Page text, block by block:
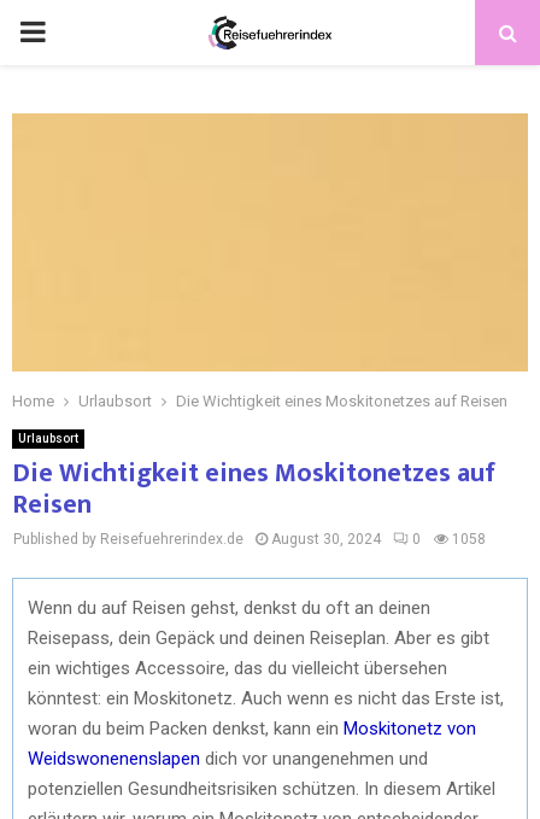
Home Urlaubsort Die Wichtigkeit eines Moskitonetzes auf Reisen
Urlaubsort
Die Wichtigkeit eines Moskitonetzes auf
Reisen
Published by Reisefuehrerindex.de August 30, 2024 0 1058
Wenn du auf Reisen gehst, denkst du oft an deinen
Reisepass, dein Gepäck und deinen Reiseplan. Aber es gibt
ein wichtiges Accessoire, das du vielleicht übersehen
könntest: ein Moskitonetz. Auch wenn es nicht das Erste ist,
woran du beim Packen denkst, kann ein Moskitonetz von
Weidswonenenslapen dich vor unangenehmen und
potenziellen Gesundheitsrisiken schützen. In diesem Artikel